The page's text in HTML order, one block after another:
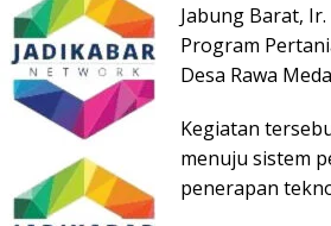
Jabung Barat,
Program
Desa Rawa
Kegiatan
menuju sistem
penerapan